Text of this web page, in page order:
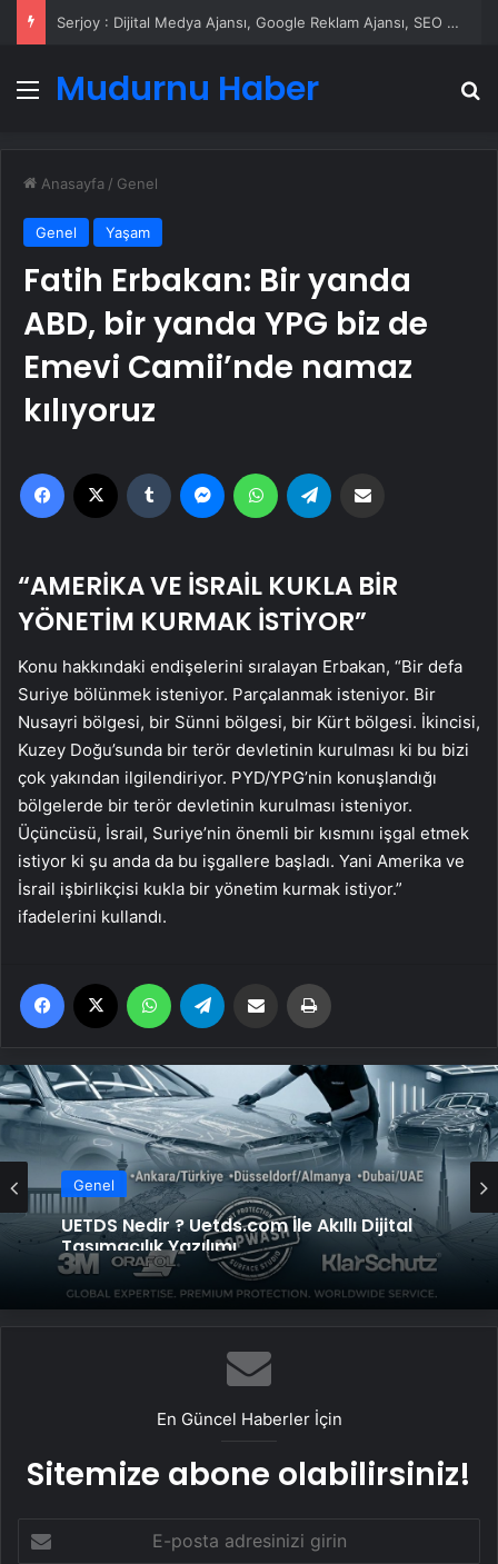
UETDS Nedir ? Uetds.com İle Akıllı Dijital Taşımacılık Yazılımı
MenüMudurnu Haber
Anasayfa / Genel
Genel Yaşam
Fatih Erbakan: Bir yanda
ABD, bir yanda YPG biz de
Emevi Camii’nde namaz
kılıyoruz
Facebook Tumblr MessengerWhatsApp
“AMERİKA VE İSRAİL KUKLA BİR
YÖNETİM KURMAK İSTİYOR”
Konu hakkındaki endişelerini sıralayan Erbakan, “Bir defa
Suriye bölünmek isteniyor. Parçalanmak isteniyor. Bir
Nusayri bölgesi, bir Sünni bölgesi, bir Kürt bölgesi. İkincisi,
Kuzey Doğu’sunda bir terör devletinin kurulması ki bu bizi
çok yakından ilgilendiriyor. PYD/YPG’nin konuşlandığı
bölgelerde bir terör devletinin kurulması isteniyor.
Üçüncüsü, İsrail, Suriye’nin önemli bir kısmını işgal etmek
istiyor ki şu anda da bu işgallere başladı. Yani Amerika ve
İsrail işbirlikçisi kukla bir yönetim kurmak istiyor.”
ifadelerini kullandı.
Facebook WhatsApp Email'den paylaş
Genel
UETDS Nedir ? Uetds.com İle Akıllı Dijital
Taşımacılık Yazılımı
En Güncel Haberler İçin
Sitemize abone olabilirsiniz!
posta